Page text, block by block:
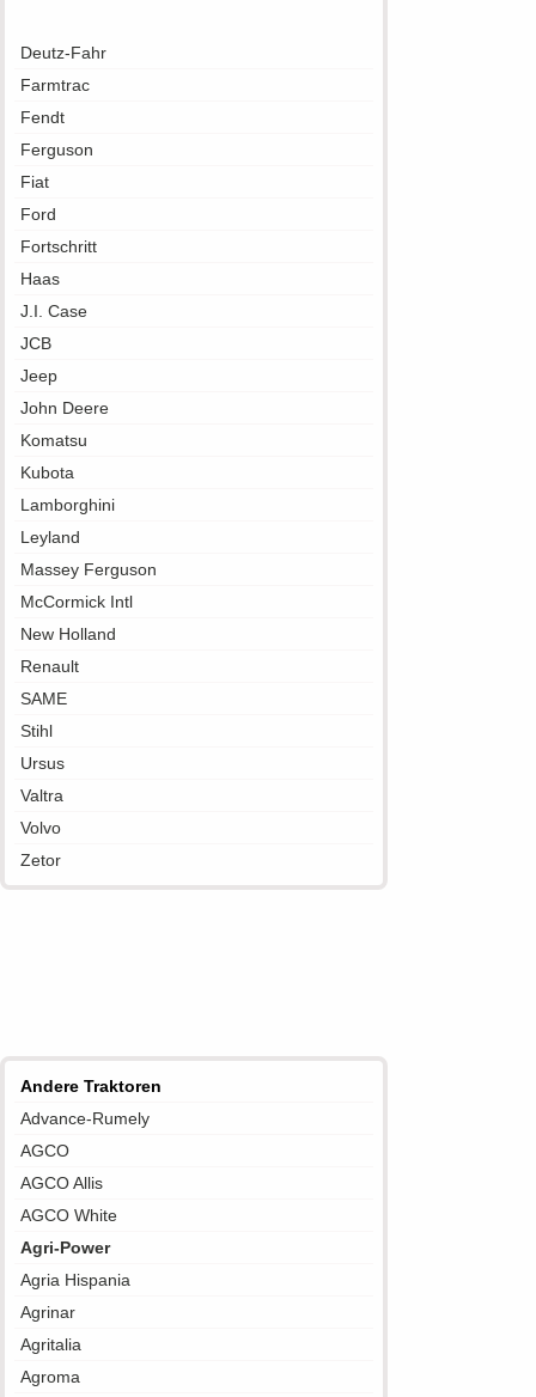
Deutz-Fahr
Farmtrac
Fendt
Ferguson
Fiat
Ford
Fortschritt
Haas
J.I. Case
JCB
Jeep
John Deere
Komatsu
Kubota
Lamborghini
Leyland
Massey Ferguson
McCormick Intl
New Holland
Renault
SAME
Stihl
Ursus
Valtra
Volvo
Zetor
Andere Traktoren
Advance-Rumely
AGCO
AGCO Allis
AGCO White
Agri-Power
Agria Hispania
Agrinar
Agritalia
Agroma